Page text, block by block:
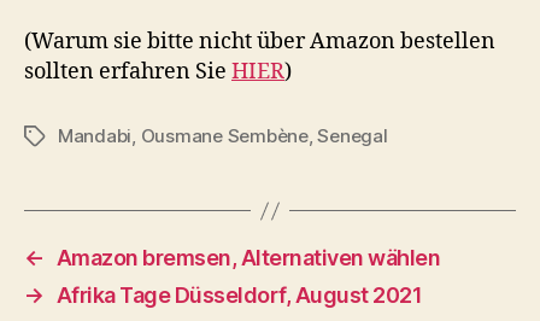
(Warum sie bitte nicht über Amazon bestellen
sollten erfahren Sie HIER)
Schlagwörter
Mandabi, Ousmane Sembène,Senegal
← Amazon bremsen, Alternativen wählen
→ Afrika Tage Düsseldorf, August 2021